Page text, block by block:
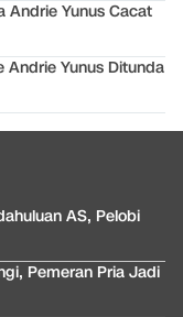
Andrie Yunus Cacat
Andrie Yunus Ditunda
AS, Pelobi
Pemeran Pria Jadi